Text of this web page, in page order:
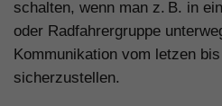
schalten, wenn man z. B. in
oder Radfahrergruppe
Kommunikation vom letzen
sicherzustellen.